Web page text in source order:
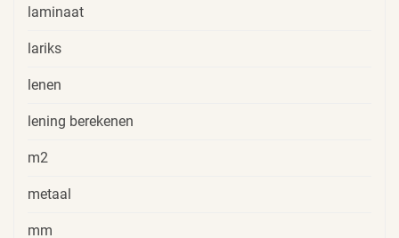
laminaat
lariks
lenen
lening berekenen
m2
metaal
mm